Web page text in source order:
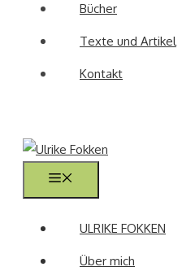
Bücher
Texte und Artikel
Kontakt
ULRIKE FOKKEN
Über mich